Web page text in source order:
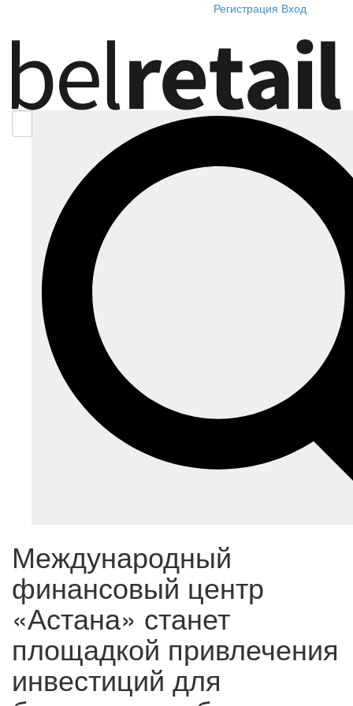
Регистрация Вход
Международный
финансовый центр
«Астана» станет
площадкой привлечения
инвестиций для